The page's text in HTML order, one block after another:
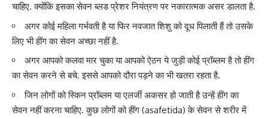
चाहिए. क्योंकि इसका सेवन ब्लड प्रेशर नियंत्रण पर नकारात्मक असर डालता है.
अगर कोई महिलागर्भवतीहै या फिर नवजात शिशु को दूध पिलाती हैं तो उसके
लिए भी हींग का सेवन अच्छा नहीं है.
अगर आपको कलवा मार चुका या आपको ऐठन ये जुड़ी कोई प्रॉब्लम है तो हींग
का सेवन करने से बचे. इससे आपको दौरा पड़ने का भी खतरा रहता है.
जिन लोगों कोस्किन प्रॉब्लमया एलर्जी अकसर हो जाती है उन्हें हींग का
सेवन नहीं करना चाहिए. कुछ लोगों को हींग (asafetida) के सेवन से शरीर में